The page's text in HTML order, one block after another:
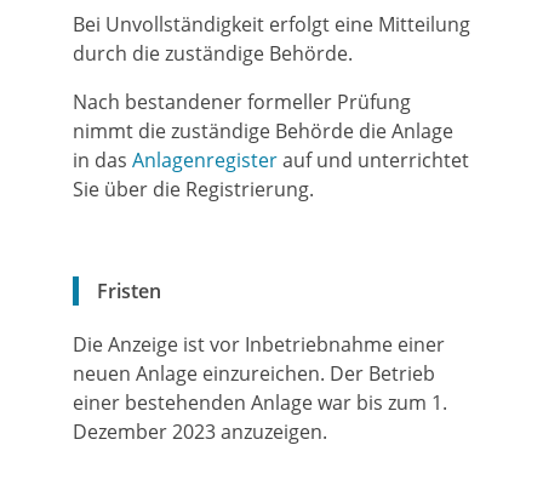
Bei Unvollständigkeit erfolgt eine Mitteilung
durch die zuständige Behörde.
Nach bestandener formeller Prüfung
nimmt die zuständige Behörde die Anlage
in das Anlagenregisterauf und unterrichtet
Sie über die Registrierung.
Fristen
Die Anzeige ist vor Inbetriebnahme einer
neuen Anlage einzureichen. Der Betrieb
einer bestehenden Anlage war bis zum 1.
Dezember 2023 anzuzeigen.